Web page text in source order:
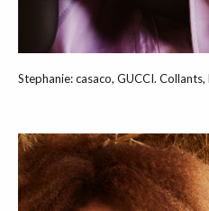
Stephanie: casaco, GUCCI. Collants,